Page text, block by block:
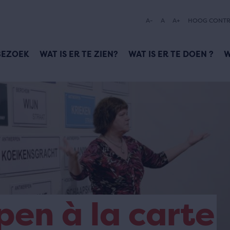
A- A A+ HOOG
WAT IS ER TE ZIEN? WAT IS ER TE DOEN ?
à la carte